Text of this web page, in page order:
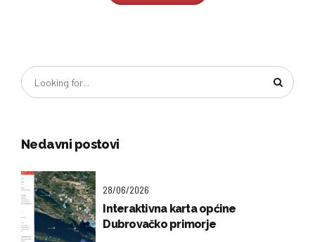
Nedavni postovi
28/06/2026
Interaktivna karta općine
Dubrovačko primorje